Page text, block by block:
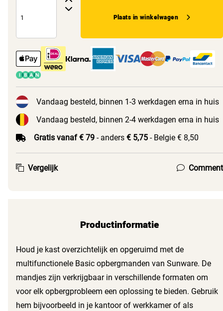
Plaats in winkelwagen
Vandaag besteld, binnen 1-3 werkdagen erna in huis
Vandaag besteld, binnen 2-4 werkdagen erna in huis
Gratis vanaf € 79 - anders € 5,75 - Belgie € 8,50
Vergelijk Comment
Productinformatie
Houd je kast overzichtelijk en opgeruimd met de
multifunctionele Basic opbergmanden van Sunware. De
mandjes zijn verkrijgbaar in verschillende formaten om
voor elk opbergprobleem een oplossing te bieden. Gebruik
hem bijvoorbeeld in je kantoor of werkkamer of als